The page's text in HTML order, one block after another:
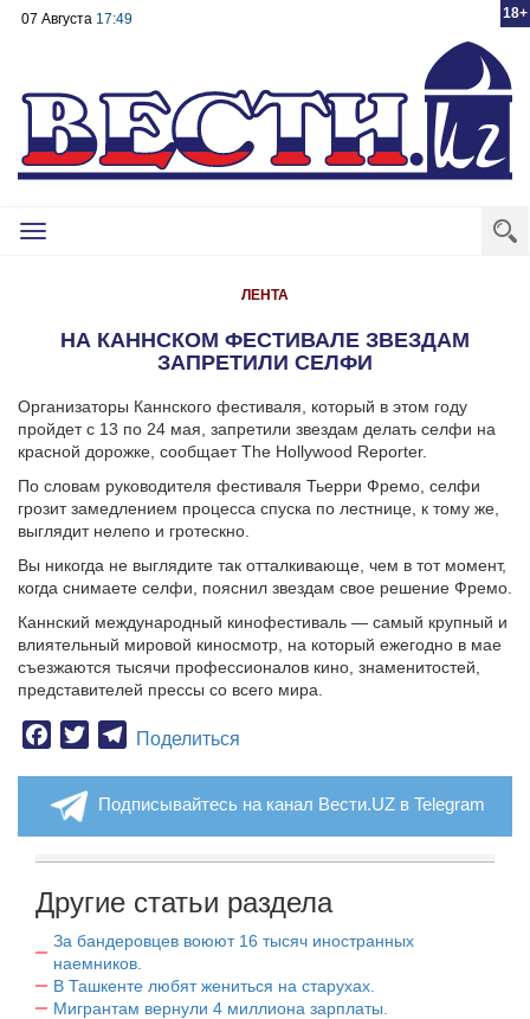
18+
07 Августа 17:49
Toggle
ЛЕНТА
НА КАННСКОМ ФЕСТИВАЛЕ ЗВЕЗДАМ
ЗАПРЕТИЛИ СЕЛФИ
Организаторы Каннского фестиваля, который в этом году
пройдет с 13 по 24 мая, запретили звездам делать селфи на
красной дорожке, сообщает The Hollywood Reporter.
По словам руководителя фестиваля Тьерри Фремо, селфи
грозит замедлением процесса спуска по лестнице, к тому же,
выглядит нелепо и гротескно.
Вы никогда не выглядите так отталкивающе, чем в тот момент,
когда снимаете селфи, пояснил звездам свое решение Фремо.
Каннский международный кинофестиваль — самый крупный и
влиятельный мировой киносмотр, на который ежегодно в мае
съезжаются тысячи профессионалов кино, знаменитостей,
представителей прессы со всего мира.
Facebook
TwitterTelegram
Поделиться
Подписывайтесь на канал Вести.UZ в Telegram
Другие статьи раздела
За бандеровцев воюют 16 тысяч иностранных
наемников.
В Ташкенте любят жениться на старухах.
Мигрантам вернули 4 миллиона зарплаты.